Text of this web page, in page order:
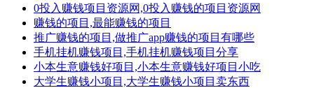
0投入赚钱项目资源网,0投入赚钱的项目资源网
赚钱的项目,最能赚钱的项目
推广赚钱的项目,做推广app赚钱的项目有哪些
手机挂机赚钱项目,手机挂机赚钱项目分享
小本生意赚钱好项目,小本生意赚钱好项目小吃
大学生赚钱小项目,大学生赚钱小项目卖东西